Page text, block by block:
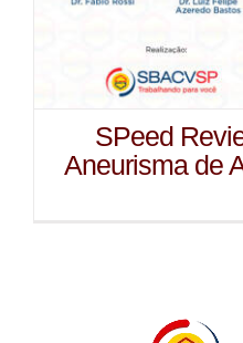
SPeed
Aneurisma de